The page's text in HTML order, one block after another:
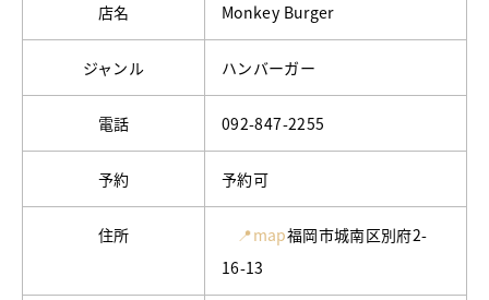
店名 Monkey Burger
ジャンル ハンバーガー
電話 092-847-2255
予約 予約可
住所 📍map福岡市城南区別府2-
16-13